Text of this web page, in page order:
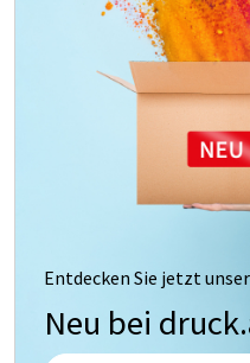
Entdecken Sie jetzt
Neu bei